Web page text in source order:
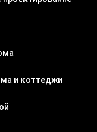
и коттеджи